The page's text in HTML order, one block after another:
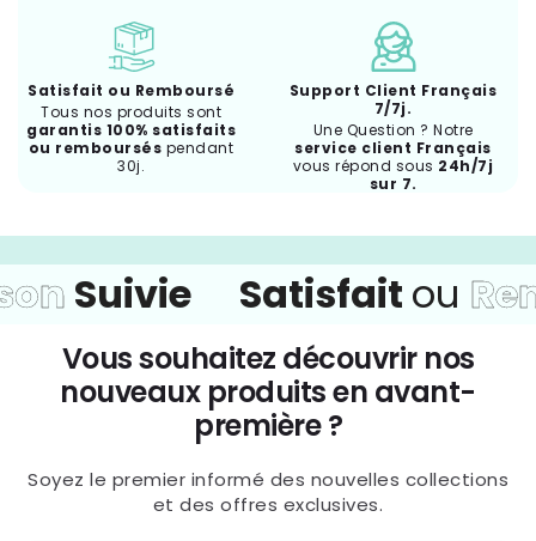
Satisfait ou Remboursé
Tous nos produits sont
garantis 100% satisfaits
ou remboursés pendant
30j.
Support Client Français
7/7j.
Une Question ? Notre
service client Français
vous répond sous 24h/7j
sur 7.
Satisfaitou
Vous souhaitez découvrir nos
nouveaux produits en avant-
première ?
Soyez le premier informé des nouvelles collections
et des offres exclusives.